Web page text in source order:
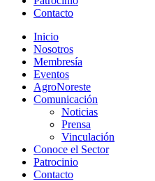
Contacto
Inicio
Nosotros
Membresía
Eventos
AgroNoreste
Comunicación
Noticias
Prensa
Vinculación
Conoce el Sector
Patrocinio
Contacto